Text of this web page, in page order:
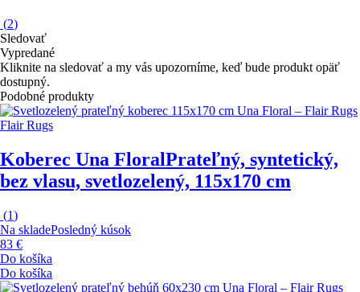
(2)
Sledovať
Vypredané
Kliknite na sledovať a my vás upozorníme, keď bude produkt opäť
dostupný.
Podobné produkty
Flair Rugs
Koberec Una FloralPrateľný, syntetický,
bez vlasu, svetlozelený, 115x170 cm
(1)
Na skladePosledný kúsok
83 €
Do košíka
Do košíka